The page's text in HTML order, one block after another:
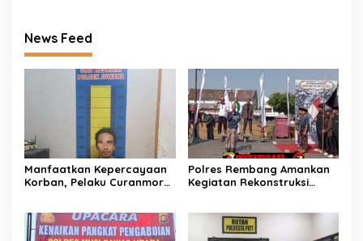
News Feed
Manfaatkan Kepercayaan
Korban, Pelaku Curanmor
Polres Rembang Amankan
Kegiatan Rekonstruksi
Berlangsung Aman dan
Kondusif